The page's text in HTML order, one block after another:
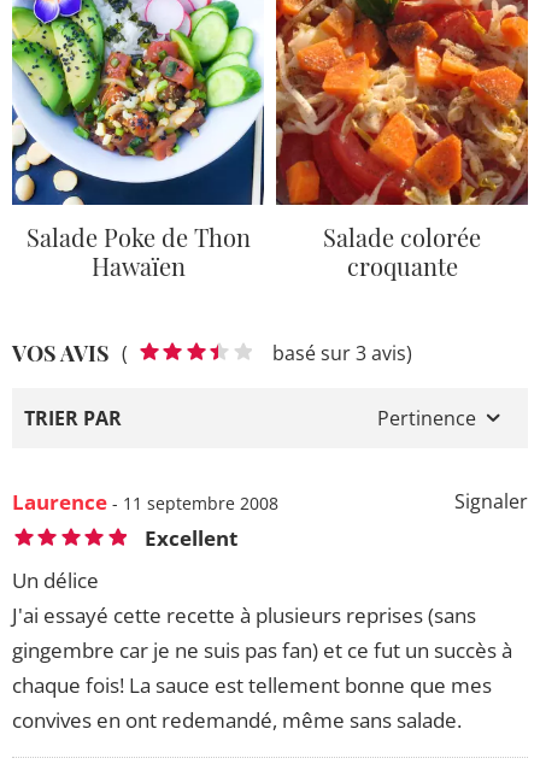
Salade Poke de Thon
Hawaïen
Salade colorée
croquante
VOS AVIS ( basé sur 3 avis)
TRIER PAR Pertinence
Signaler
Laurence - 11 septembre 2008
Excellent
Un délice
J'ai essayé cette recette à plusieurs reprises (sans
gingembre car je ne suis pas fan) et ce fut un succès à
chaque fois! La sauce est tellement bonne que mes
convives en ont redemandé, même sans salade.